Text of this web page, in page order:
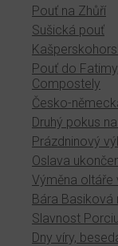
Pouť na Zhůří
Sušická pouť
Pouť do
Compostely
Česko-
Druhý pokus
Prázdninový
Oslava
Výměna oltáře
Bára Basiková
Slavnost
Dny víry,